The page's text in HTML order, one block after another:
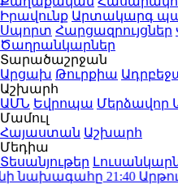
Իրավունք Արտակարգ
Սպորտ Հարցազրույցներ
Ծաղրանկարներ
Տարածաշրջան
Արցախ Թուրքիա
Աշխարհ
ԱՄՆ Եվրոպա Մերձավոր
Մամուլ
Հայաստան Աշխարհ
Մեդիա
Տեսանյութեր
նախագահը21:40Արթուր